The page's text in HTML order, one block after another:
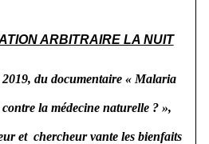
ARBITRAIRE LA NUIT
du documentaire « Malaria
la médecine naturelle ? »,
et chercheur vante les bienfaits